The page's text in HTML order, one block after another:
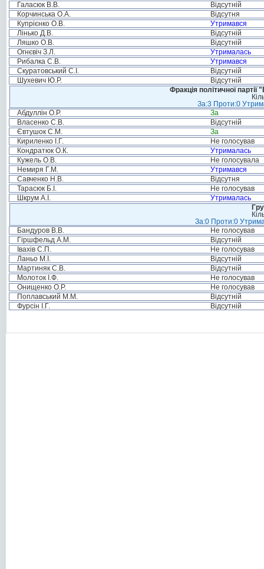
Галасюк В.В.
Відсутній
Корчинська О.А.
Відсутня
Купрієнко О.В.
Утримався
Лінько Д.В.
Відсутній
Ляшко О.В.
Відсутній
Огнєвіч З.Л.
Утрималась
Рибалка С.В.
Утримався
Скуратовський С.І.
Відсутній
Шухевич Ю.Р.
Відсутній
Фракція політичної
За:3 Проти:0
Абдуллін О.Р.
За
Власенко С.В.
Відсутній
Євтушок С.М.
За
Кириленко І.Г.
Не голосував
Кондратюк О.К.
Утрималась
Кужель О.В.
Не голосувала
Немиря Г.М.
Утримався
Савченко Н.В.
Відсутня
Тарасюк Б.І.
Не голосував
Шкрум А.І.
Утрималась
За:0 Проти:0
Бандуров В.В.
Не голосував
Гіршфельд А.М.
Відсутній
Івахів С.П.
Не голосував
Ланьо М.І.
Відсутній
Мартиняк С.В.
Відсутній
Молоток І.Ф.
Не голосував
Онищенко О.Р.
Не голосував
Поплавський М.М.
Відсутній
Фурсін І.Г.
Відсутній